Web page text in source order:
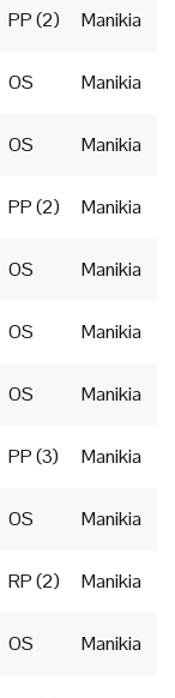
PP (2) Manikia
OS Manikia
OS Manikia
PP (2) Manikia
OS Manikia
OS Manikia
OS Manikia
PP (3) Manikia
OS Manikia
RP (2) Manikia
OS Manikia